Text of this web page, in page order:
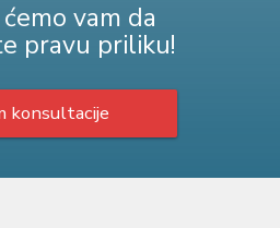
vam da
pravu priliku!
konsultacije